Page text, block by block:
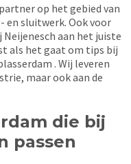
op het gebied van
en sluitwerk. Ook voor
aan het juiste
als het gaat om tips bij
. Wij leveren
maar ook aan de
die bij
passen